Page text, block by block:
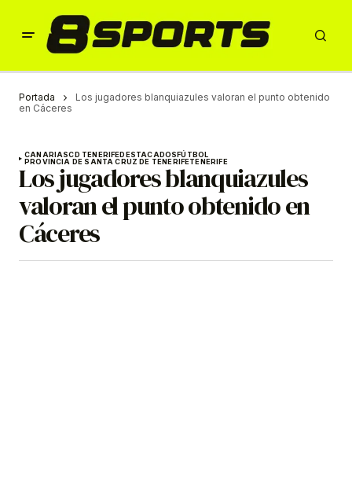
Portada
Los jugadores blanquiazules valoran el punto obtenido
en Cáceres
CANARIASCD TENERIFEDESTACADOSFÚTBOL
PROVINCIA DE SANTA CRUZ DE TENERIFETENERIFE
Los jugadores blanquiazules
valoran el punto obtenido en
Cáceres